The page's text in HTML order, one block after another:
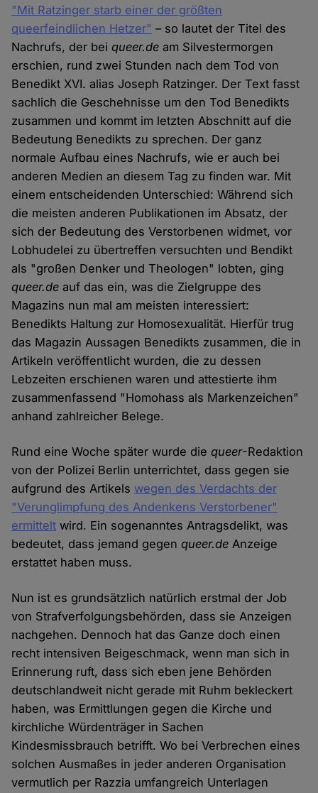
"Mit Ratzinger starb einer der größten
queerfeindlichen Hetzer" – so lautet der Titel des
Nachrufs, der beiqueer.de am Silvestermorgen
erschien, rund zwei Stunden nach dem Tod von
Benedikt XVI. alias Joseph Ratzinger. Der Text fasst
sachlich die Geschehnisse um den Tod Benedikts
zusammen und kommt im letzten Abschnitt auf die
Bedeutung Benedikts zu sprechen. Der ganz
normale Aufbau eines Nachrufs, wie er auch bei
anderen Medien an diesem Tag zu finden war. Mit
einem entscheidenden Unterschied: Während sich
die meisten anderen Publikationen im Absatz, der
sich der Bedeutung des Verstorbenen widmet, vor
Lobhudelei zu übertreffen versuchten und Bendikt
als "großen Denker und Theologen" lobten, ging
queer.de auf das ein, was die Zielgruppe des
Magazins nun mal am meisten interessiert:
Benedikts Haltung zur Homosexualität. Hierfür trug
das Magazin Aussagen Benedikts zusammen, die in
Artikeln veröffentlicht wurden, die zu dessen
Lebzeiten erschienen waren und attestierte ihm
zusammenfassend "Homohass als Markenzeichen"
anhand zahlreicher Belege.
Rund eine Woche später wurde diequeer-Redaktion
von der Polizei Berlin unterrichtet, dass gegen sie
aufgrund des Artikels wegen des Verdachts der
"Verunglimpfung des Andenkens Verstorbener"
ermittelt wird. Ein sogenanntes Antragsdelikt, was
bedeutet, dass jemand gegenqueer.deAnzeige
erstattet haben muss.
Nun ist es grundsätzlich natürlich erstmal der Job
von Strafverfolgungsbehörden, dass sie Anzeigen
nachgehen. Dennoch hat das Ganze doch einen
recht intensiven Beigeschmack, wenn man sich in
Erinnerung ruft, dass sich eben jene Behörden
deutschlandweit nicht gerade mit Ruhm bekleckert
haben, was Ermittlungen gegen die Kirche und
kirchliche Würdenträger in Sachen
Kindesmissbrauch betrifft. Wo bei Verbrechen eines
solchen Ausmaßes in jeder anderen Organisation
vermutlich per Razzia umfangreich Unterlagen